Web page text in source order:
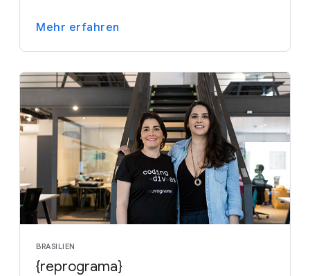
Mehr erfahren
BRASILIEN
{reprograma}